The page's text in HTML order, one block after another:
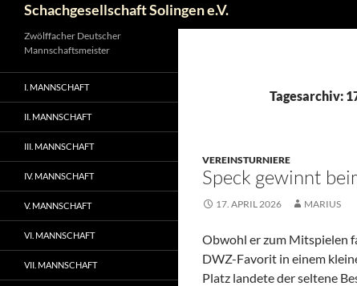
Schachgesellschaft Solingen e.V.
Tagesarchiv:
VEREINSTURNIERE
Speck gewinnt
17. APRIL 2026 MARIUS
Obwohl er zum Mitspielen
DWZ-Favorit in einem
Platz landete der seltene
Zwölffacher Deutscher
Mannschaftsmeister
I. MANNSCHAFT
II. MANNSCHAFT
III. MANNSCHAFT
IV. MANNSCHAFT
V. MANNSCHAFT
VI. MANNSCHAFT
VII. MANNSCHAFT